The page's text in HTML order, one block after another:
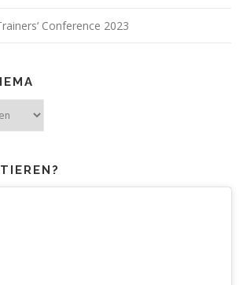
Conference 2023